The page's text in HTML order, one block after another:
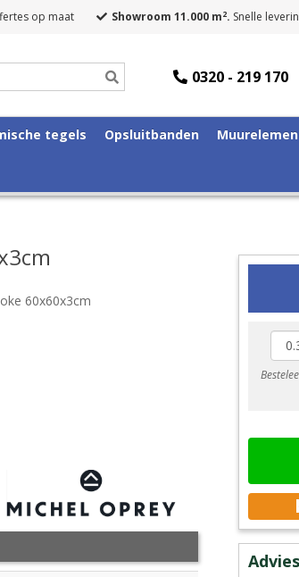
op maat Showroom 11.000 m2. Snelle
0320 - 219 170
tegels Opsluitbanden
60x60x3cm